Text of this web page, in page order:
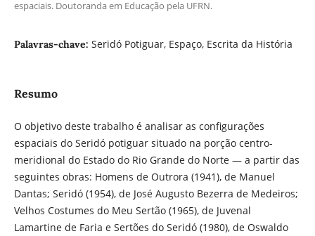
espaciais. Doutoranda em Educação pela UFRN.
Palavras-chave: Seridó Potiguar, Espaço, Escrita da História
Resumo
O objetivo deste trabalho é analisar as configurações
espaciais do Seridó potiguar situado na porção centro-
meridional do Estado do Rio Grande do Norte — a partir das
seguintes obras: Homens de Outrora (1941), de Manuel
Dantas; Seridó (1954), de José Augusto Bezerra de Medeiros;
Velhos Costumes do Meu Sertão (1965), de Juvenal
Lamartine de Faria e Sertões do Seridó (1980), de Oswaldo